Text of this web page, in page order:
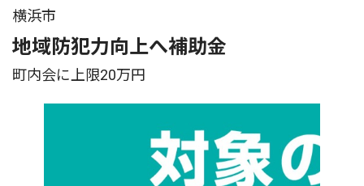
横浜市
地域防犯力向上へ補助金
町内会に上限20万円